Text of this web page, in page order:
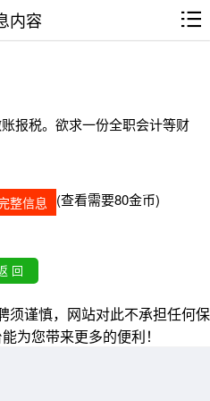
内容
报税。欲求一份全职会计等财
整信息 (查看需要80金币)
须谨慎，网站对此不承担任何保
为您带来更多的便利！